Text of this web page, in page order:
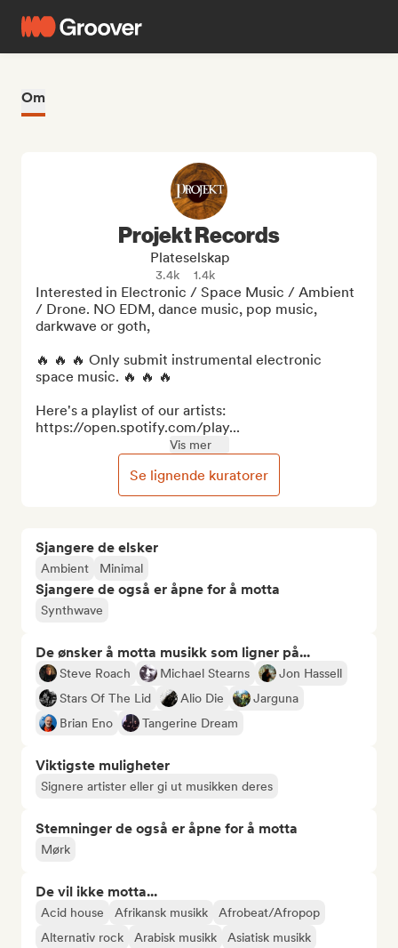
Om
Sjangere de elsker
Ambient Minimal
Sjangere de også er åpne for å motta
Synthwave
De ønsker å motta musikk som ligner på...
Steve Roach Michael Stearns
Jon Hassell
Stars Of The Lid
Alio Die
Jarguna
Brian Eno
Tangerine Dream
Viktigste muligheter
Signere artister eller gi ut musikken deres
Stemninger de også er åpne for å motta
Mørk
De vil ikke motta...
Acid house Afrikansk musikk
Afrobeat/Afropop
Alternativ rock
Arabisk musikk
Asiatisk musikk
Projekt Records
Plateselskap
3.4k 1.4k
Interested in Electronic / Space Music / Ambient
/ Drone. NO EDM, dance music, pop music,
darkwave or goth,
🔥 🔥 🔥 Only submit instrumental electronic
space music. 🔥 🔥 🔥
Here's a playlist of our artists:
https://open.spotify.com/play...
Vis mer
Se lignende kuratorer